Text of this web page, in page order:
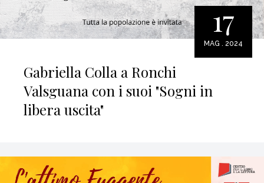
17
MAG . 2024
Gabriella Colla a Ronchi
Valsguana con i suoi "Sogni in
libera uscita"